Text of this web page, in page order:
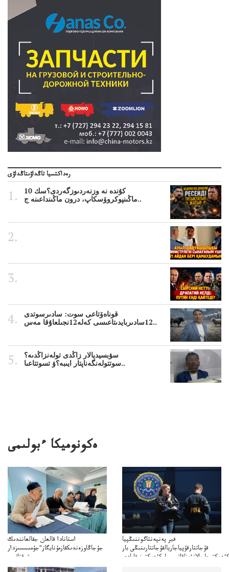
رەداكتسيا تاڭداۋىتاڭداۋى
10 كۇندە نە وزنەردىوزگەردى؟سك
ماڭىنپوكروۆسكاپ، درون ماڭىنداعىنە ج..
قوناەۆتاعى سوت: سادىرسوتدى
12سادىربايدىتاعىسى كەلە12نجىلعاۇقا مەس..
سۋبسيديالار زاڭدى تولەنزاڭدىە؟
سوتتولەنگەناپتار ايىبە؟ۋ تسوتتاعىا..
ەكونوميكا ءبولىمى
استانادا قالعان جقالعانندىك
جۇجاڭاوزەندىكقازمۇنايگاز"جۇمىسسىزدار
توقتاتىپ
تا"قازمۇنايگاز"كەلىسسوزدىتوقتاتىپتاستادىدەيدى
فبر پەنپەنتاگوننىڭپيا
قۇجاتتارقۇپياجاريالقۇجاتتارىنىڭى بار
كۇدىكتىجاريالانۋىناقاتىسىباركۇدىكتىنىقامادى